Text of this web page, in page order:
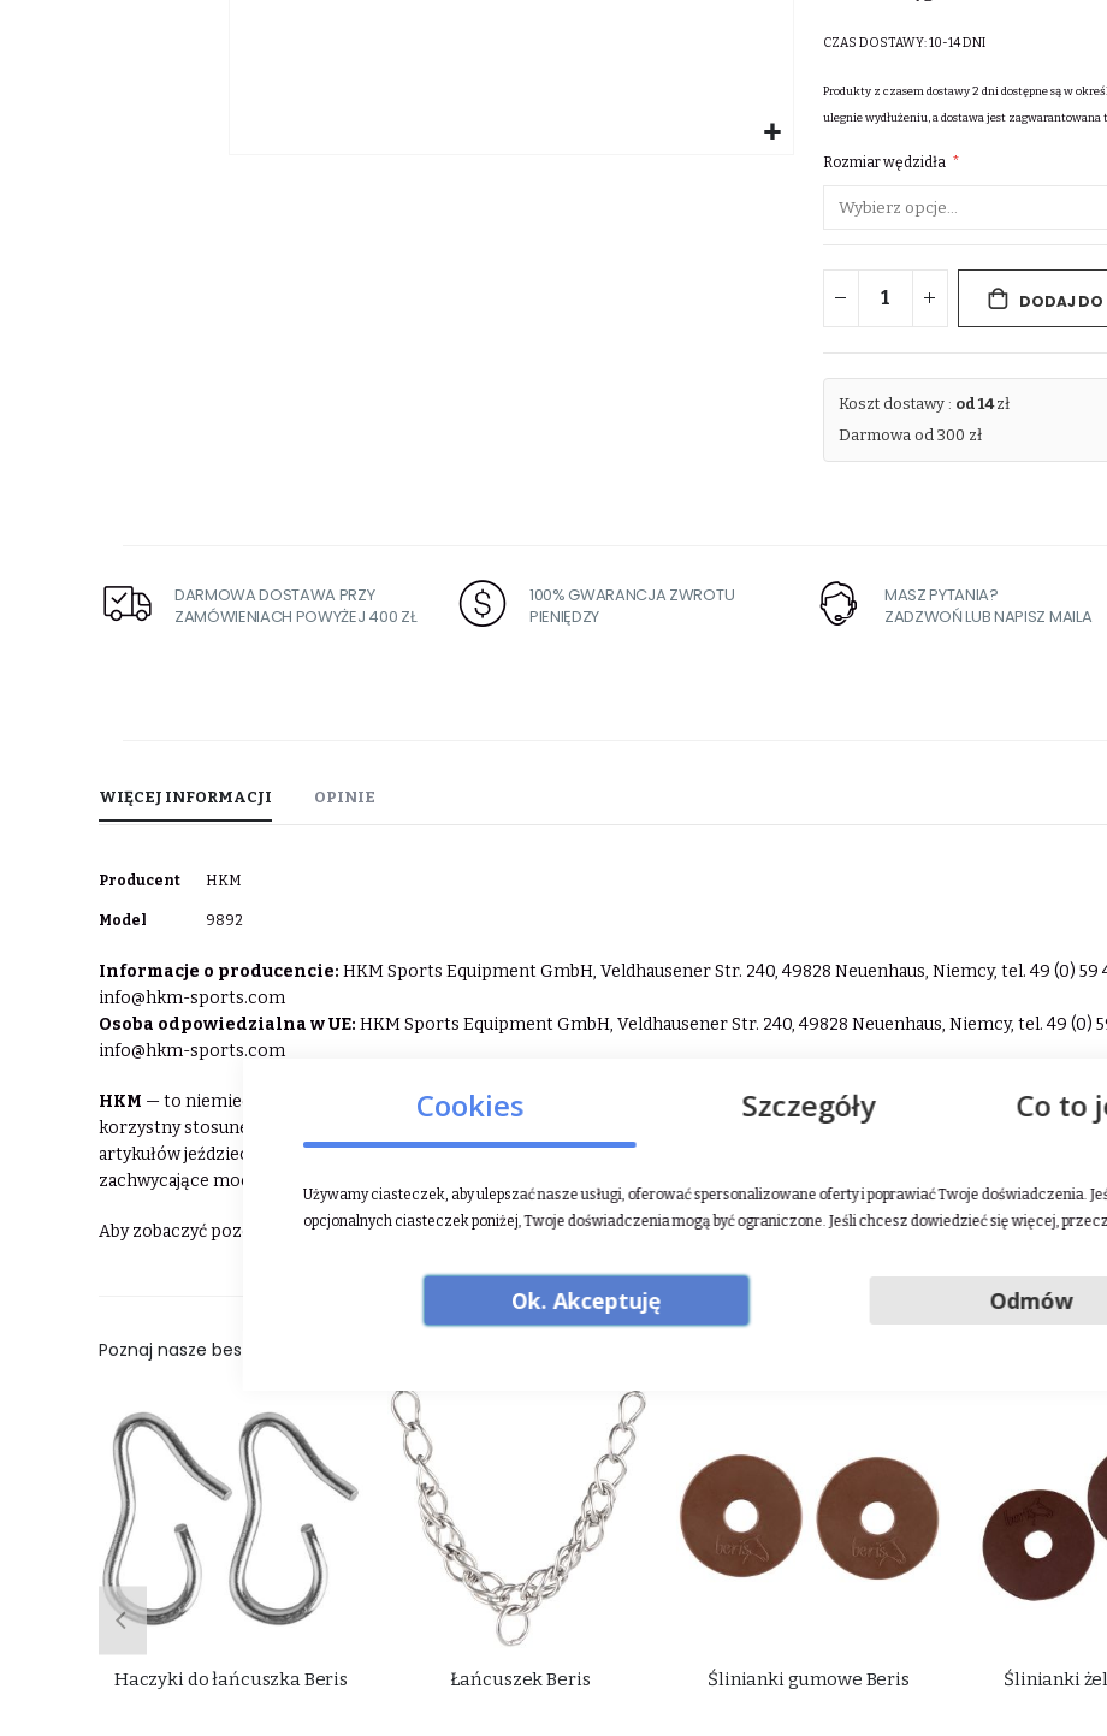
CZAS DOSTAWY:10-14 DNI
Produkty z czasem dostawy 2 dni dostępne są w
ulegnie wydłużeniu, a dostawa jest
Rozmiar wędzidła
DODAJ DO
Koszt dostawy : od 14zł
Darmowa od 300 zł
DARMOWA DOSTAWA PRZY
ZAMÓWIENIACH POWYŻEJ 400 ZŁ
100% GWARANCJA ZWROTU
PIENIĘDZY
MASZ PYTANIA?
ZADZWOŃ LUB NAPISZ MAILA
WIĘCEJ INFORMACJI
Więcej
Producent HKM
Model 9892
OPINIE
Informacje o producencie: HKM Sports Equipment GmbH, Veldhausener Str. 240, 49828 Neuenhaus, Niemcy, tel. 49 (0) 59
info@hkm-sports.com
Osoba odpowiedzialna w UE: HKM Sports Equipment GmbH, Veldhausener Str. 240, 49828 Neuenhaus, Niemcy, tel. 49 (0)
info@hkm-sports.com
HKM — to niemiecka firma istniejąca na rynku jeździeckim od 1968 roku. Stawia wysoki nacisk na jakość, funkcjonalność,
korzystny stosunek jakości do ceny oferowanych przez siebie produktów. Imponująca wszechstronność firmy HKM
artykułów jeździeckich, zarówno dla konia, jak i jeźdźca. W ofercie producenta znajdują się całoroczne produkty standard
zachwycające modną kolorystyką i dopracowanymi detalami.
Aby zobaczyć pozostałe produkty HKM ⮕kliknij tutaj.
Poznaj nasze bestsellery:
Haczyki do łańcuszka Beris Łańcuszek Beris Ślinianki gumowe Beris Ślinianki
Cookies Szczegóły Co to
Używamy ciasteczek, aby ulepszać nasze usługi, oferować spersonalizowane oferty i poprawiać Twoje doświadczenia.
opcjonalnych ciasteczek poniżej, Twoje doświadczenia mogą być ograniczone. Jeśli chcesz dowiedzieć się więcej,
Ok. Akceptuję Odmów